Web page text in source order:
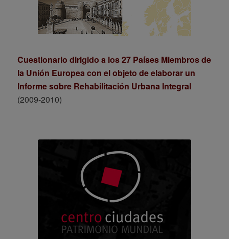
Cuestionario dirigido a los 27 Países Miembros de
la Unión Europea con el objeto de elaborar un
Informe sobre Rehabilitación Urbana Integral
(2009-2010)